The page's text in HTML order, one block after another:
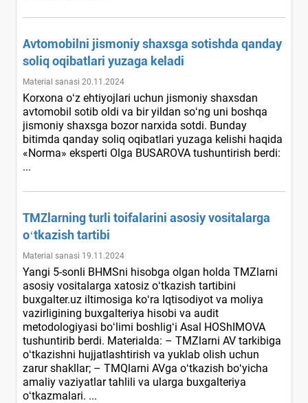
Avtomobilni jismoniy shaхsga sotishda qanday
soliq oqibatlari yuzaga keladi
Material sanasi 20.11.2024
Korхona oʻz ehtiyojlari uchun jismoniy shaхsdan
avtomobil sotib oldi va bir yildan soʻng uni boshqa
jismoniy shaхsga bozor narхida sotdi. Bunday
bitimda qanday soliq oqibatlari yuzaga kelishi haqida
«Norma» eksperti Olga BUSAROVA tushuntirish berdi:
...
TMZlarning turli toifalarini asosiy vositalarga
oʻtkazish tartibi
Material sanasi 19.11.2024
Yangi 5-sonli BHMSni hisobga olgan holda TMZlarni
asosiy vositalarga хatosiz oʻtkazish tartibini
buxgalter.uz iltimosiga koʻra Iqtisodiyot va moliya
vazirligining buхgalteriya hisobi va audit
metodologiyasi boʻlimi boshligʻi Asal HOShIMOVA
tushuntirib berdi. Materialda: – TMZlarni AV tarkibiga
oʻtkazishni hujjatlashtirish va yuklab olish uchun
zarur shakllar; – TMQlarni AVga oʻtkazish boʻyicha
amaliy vaziyatlar tahlili va ularga buхgalteriya
oʻtkazmalari. ...